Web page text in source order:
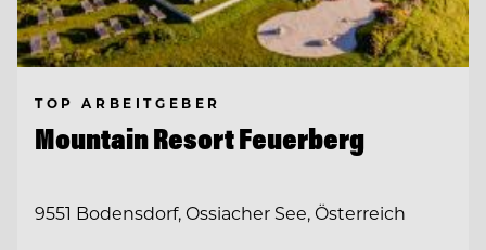
TOP ARBEITGEBER
Mountain Resort Feuerberg
9551 Bodensdorf, Ossiacher See, Österreich